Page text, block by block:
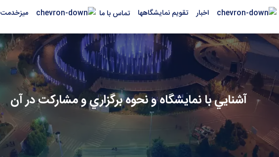
اخبار تقویم نمایشگاهها تماس با ما میزخدمت
آشنايي با نمايشگاه و نحوه برگزاري و مشاركت در آن